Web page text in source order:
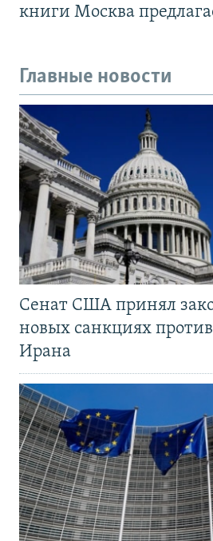
книги Москва
Главные новости
Сенат США принял
новых санкциях
Ирана